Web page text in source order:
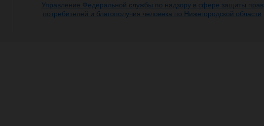
Управление Федеральной службы по надзору в сфере защиты прав
потребителей и благополучия человека по Нижегородской области